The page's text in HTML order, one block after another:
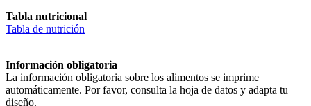
Tabla nutricional
Tabla de nutrición
Información obligatoria
La información obligatoria sobre los alimentos se imprime
automáticamente. Por favor, consulta la hoja de datos y adapta tu
diseño.